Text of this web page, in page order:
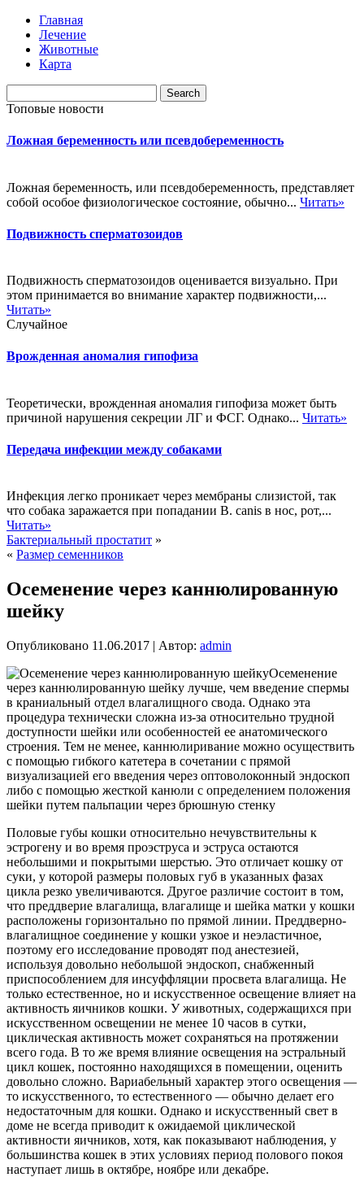
Главная
Лечение
Животные
Карта
Топовые новости
Ложная беременность или псевдобеременность
Ложная беременность, или псевдобеременность, представляет
собой особое физиологическое состояние, обычно... Читать»
Подвижность сперматозоидов
Подвижность сперматозоидов оценивается визуально. При
этом принимается во внимание характер подвижности,...
Читать»
Случайное
Врожденная аномалия гипофиза
Теоретически, врожденная аномалия гипофиза может быть
причиной нарушения секреции ЛГ и ФСГ. Однако... Читать»
Передача инфекции между собаками
Инфекция легко проникает через мембраны слизистой, так
что собака заражается при попадании В. canis в нос, рот,...
Читать»
Бактериальный простатит »
« Размер семенников
Осеменение через каннюлированную
шейку
Опубликовано 11.06.2017 | Автор: admin
Осеменение
через каннюлированную шейку лучше, чем введение спермы
в краниальный отдел влагалищного свода. Однако эта
процедура технически сложна из-за относительно трудной
доступности шейки или особенностей ее анатомического
строения. Тем не менее, каннюлиривание можно осуществить
с помощью гибкого катетера в сочетании с прямой
визуализацией его введения через оптоволоконный эндоскоп
либо с помощью жесткой канюли с определением положения
шейки путем пальпации через брюшную стенку
Половые губы кошки относительно нечувствительны к
эстрогену и во время проэструса и эструса остаются
небольшими и покрытыми шерстью. Это отличает кошку от
суки, у которой размеры половых губ в указанных фазах
цикла резко увеличиваются. Другое различие состоит в том,
что преддверие влагалища, влагалище и шейка матки у кошки
расположены горизонтально по прямой линии. Преддверно-
влагалищное соединение у кошки узкое и неэластичное,
поэтому его исследование проводят под анестезией,
используя довольно небольшой эндоскоп, снабженный
приспособлением для инсуффляции просвета влагалища. Не
только естественное, но и искусственное освещение влияет на
активность яичников кошки. У животных, содержащихся при
искусственном освещении не менее 10 часов в сутки,
циклическая активность может сохраняться на протяжении
всего года. В то же время влияние освещения на эстральный
цикл кошек, постоянно находящихся в помещении, оценить
довольно сложно. Вариабельный характер этого освещения —
то искусственного, то естественного — обычно делает его
недостаточным для кошки. Однако и искусственный свет в
доме не всегда приводит к ожидаемой циклической
активности яичников, хотя, как показывают наблюдения, у
большинства кошек в этих условиях период полового покоя
наступает лишь в октябре, ноябре или декабре.